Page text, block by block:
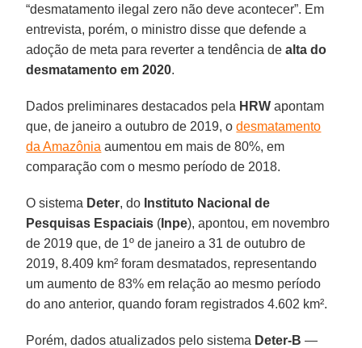
“desmatamento ilegal zero não deve acontecer”. Em
entrevista, porém, o ministro disse que defende a
adoção de meta para reverter a tendência dealta do
desmatamento em 2020.
Dados preliminares destacados pela HRW apontam
que, de janeiro a outubro de 2019, odesmatamento
da Amazônia aumentou em mais de 80%, em
comparação com o mesmo período de 2018.
O sistema Deter, do Instituto Nacional de
Pesquisas Espaciais ( Inpe), apontou, em novembro
de 2019 que, de 1º de janeiro a 31 de outubro de
2019, 8.409 km² foram desmatados, representando
um aumento de 83% em relação ao mesmo período
do ano anterior, quando foram registrados 4.602 km².
Porém, dados atualizados pelo sistema Deter-B ―